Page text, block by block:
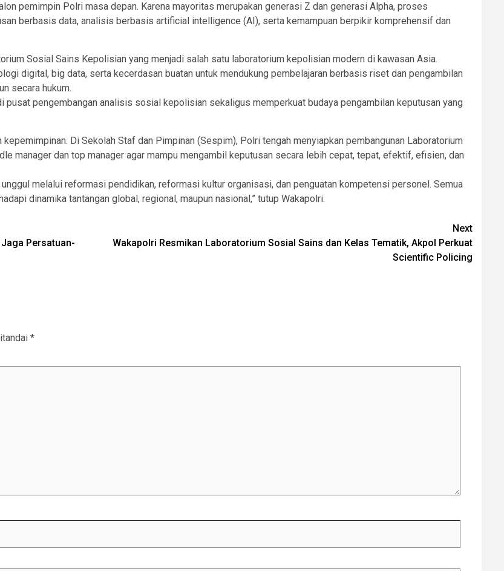
pemimpin Polri masa depan. Karena mayoritas merupakan generasi Z dan generasi Alpha, proses
berbasis data, analisis berbasis artificial intelligence (AI), serta kemampuan berpikir komprehensif dan
Sosial Sains Kepolisian yang menjadi salah satu laboratorium kepolisian modern di kawasan Asia.
digital, big data, serta kecerdasan buatan untuk mendukung pembelajaran berbasis riset dan pengambilan
secara hukum.
pusat pengembangan analisis sosial kepolisian sekaligus memperkuat budaya pengambilan keputusan yang
Di Sekolah Staf dan Pimpinan (Sespim), Polri tengah menyiapkan pembangunan Laboratorium
manager dan top manager agar mampu mengambil keputusan secara lebih cepat, tepat, efektif, efisien, dan
melalui reformasi pendidikan, reformasi kultur organisasi, dan penguatan kompetensi personel. Semua
dinamika tantangan global, regional, maupun nasional,” tutup Wakapolri.
Persatuan-
Next
Wakapolri Resmikan Laboratorium Sosial Sains dan Kelas Tematik, Akpol Perkuat
Scientific Policing
*